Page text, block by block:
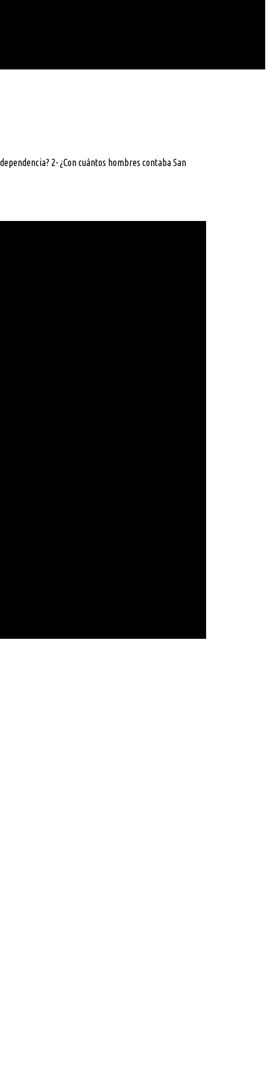
2- ¿Con cuántos hombres contaba San